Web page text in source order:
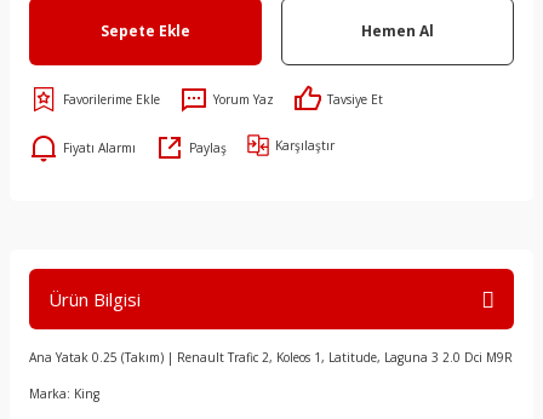
Sepete Ekle Hemen Al
Yorum Yaz Tavsiye Et
Fiyatı Alarmı Paylaş Karşılaştır
Ürün Bilgisi
Ana Yatak 0.25 (Takım) | Renault Trafic 2, Koleos 1, Latitude, Laguna 3 2.0 Dci M9R
Marka: King